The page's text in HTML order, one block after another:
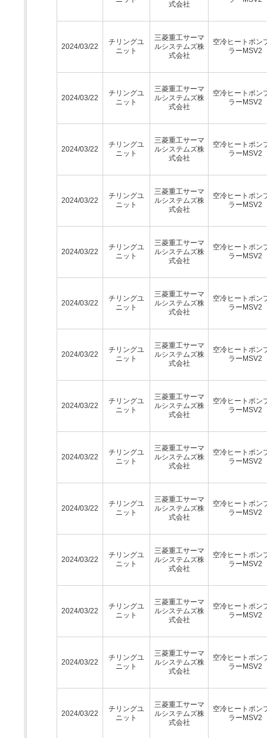
式会社
2024/03/22
チリングユ
ニット
三菱重工サーマ
ルシステムズ株
式会社
空冷ヒートポン
ラーMSV2
2024/03/22
チリングユ
ニット
三菱重工サーマ
ルシステムズ株
式会社
空冷ヒートポン
ラーMSV2
2024/03/22
チリングユ
ニット
三菱重工サーマ
ルシステムズ株
式会社
空冷ヒートポン
ラーMSV2
2024/03/22
チリングユ
ニット
三菱重工サーマ
ルシステムズ株
式会社
空冷ヒートポン
ラーMSV2
2024/03/22
チリングユ
ニット
三菱重工サーマ
ルシステムズ株
式会社
空冷ヒートポン
ラーMSV2
2024/03/22
チリングユ
ニット
三菱重工サーマ
ルシステムズ株
式会社
空冷ヒートポン
ラーMSV2
2024/03/22
チリングユ
ニット
三菱重工サーマ
ルシステムズ株
式会社
空冷ヒートポン
ラーMSV2
2024/03/22
チリングユ
ニット
三菱重工サーマ
ルシステムズ株
式会社
空冷ヒートポン
ラーMSV2
2024/03/22
チリングユ
ニット
三菱重工サーマ
ルシステムズ株
式会社
空冷ヒートポン
ラーMSV2
2024/03/22
チリングユ
ニット
三菱重工サーマ
ルシステムズ株
式会社
空冷ヒートポン
ラーMSV2
2024/03/22
チリングユ
ニット
三菱重工サーマ
ルシステムズ株
式会社
空冷ヒートポン
ラーMSV2
2024/03/22
チリングユ
ニット
三菱重工サーマ
ルシステムズ株
式会社
空冷ヒートポン
ラーMSV2
2024/03/22
チリングユ
ニット
三菱重工サーマ
ルシステムズ株
式会社
空冷ヒートポン
ラーMSV2
2024/03/22
チリングユ
ニット
三菱重工サーマ
ルシステムズ株
式会社
空冷ヒートポン
ラーMSV2